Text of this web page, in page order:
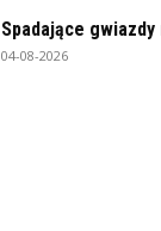
Spadające
04-08-2026